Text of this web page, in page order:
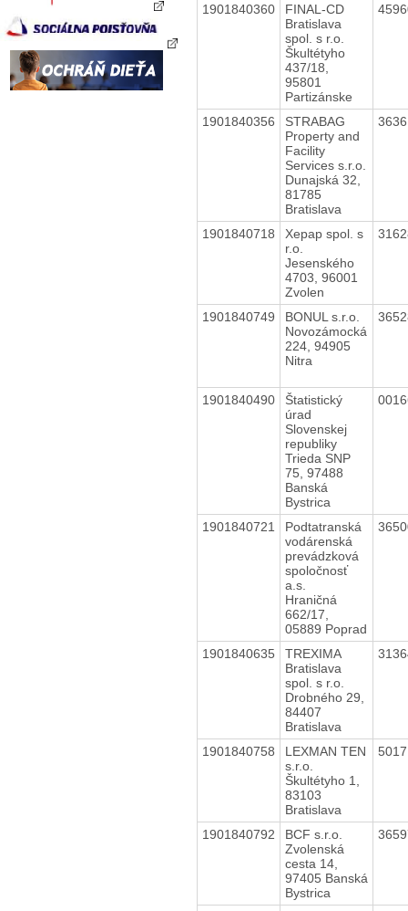
1901840360
FINAL-CD
Bratislava
spol. s r.o.
Škultétyho
437/18,
95801
Partizánske
1901840356
STRABAG
Property and
Facility
Services s.r.o.
Dunajská 32,
81785
Bratislava
1901840718
Xepap spol. s
r.o.
Jesenského
4703, 96001
Zvolen
1901840749
BONUL s.r.o.
Novozámocká
224, 94905
Nitra
1901840490
Štatistický
úrad
Slovenskej
republiky
Trieda SNP
75, 97488
Banská
Bystrica
1901840721
Podtatranská
vodárenská
prevádzková
spoločnosť
a.s.
Hraničná
662/17,
05889 Poprad
1901840635
TREXIMA
Bratislava
spol. s r.o.
Drobného 29,
84407
Bratislava
1901840758
LEXMAN TEN
s.r.o.
Škultétyho 1,
83103
Bratislava
1901840792
BCF s.r.o.
Zvolenská
cesta 14,
97405 Banská
Bystrica